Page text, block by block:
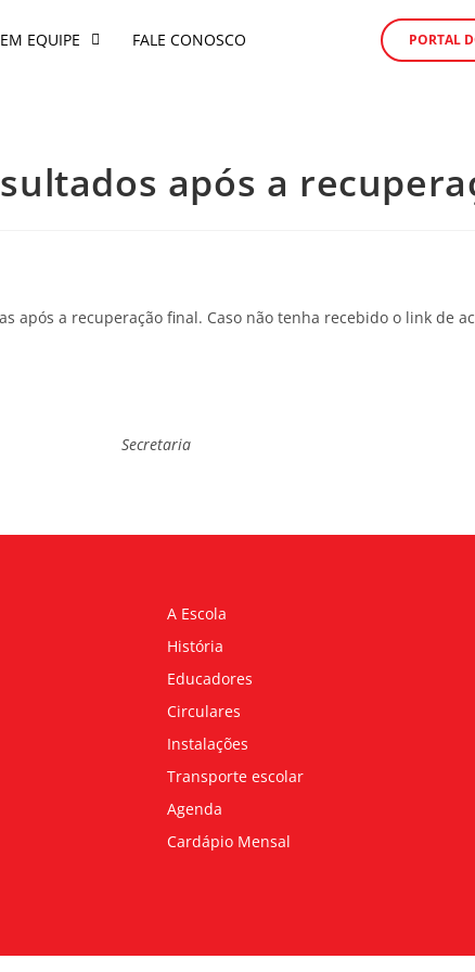
EM EQUIPE FALE CONOSCO PORTAL
após a
após a recuperação final. Caso não tenha recebido o link de
Secretaria
A Escola
História
Educadores
Circulares
Instalações
Transporte escolar
Agenda
Cardápio Mensal